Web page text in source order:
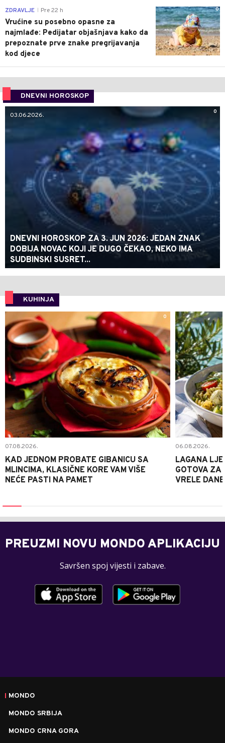
0
ZDRAVLJE Pre 22 h
Vrućine su posebno opasne za
najmlađe: Pedijatar objašnjava kako da
prepoznate prve znake pregrijavanja
kod djece
DNEVNI HOROSKOP
0
03.06.2026.
DNEVNI HOROSKOP ZA 3. JUN 2026: JEDAN ZNAK
DOBIJA NOVAC KOJI JE DUGO ČEKAO, NEKO IMA
SUDBINSKI SUSRET...
KUHINJA
0
07.08.2026.
KAD JEDNOM PROBATE GIBANICU SA
MLINCIMA, KLASIČNE KORE VAM VIŠE
NEĆE PASTI NA PAMET
06.08.2026.
LAGANA
GOTOVA ZA
VRELE DANE
PREUZMI NOVU MONDO APLIKACIJU
Savršen spoj vijesti i zabave.
MONDO
MONDO SRBIJA
MONDO CRNA GORA